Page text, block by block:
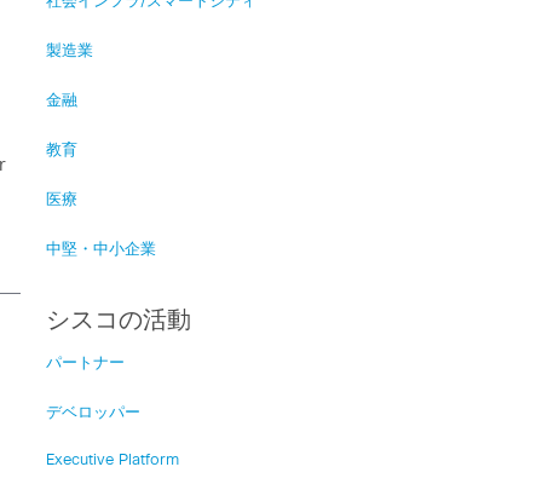
製造業
金融
教育
医療
中堅・中小企業
シスコの活動
パートナー
デベロッパー
Executive Platform